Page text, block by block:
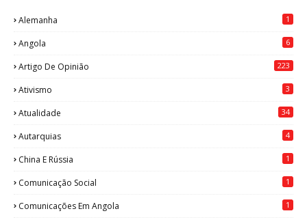
Alemanha 1
Angola 6
Artigo De Opinião 223
Ativismo 3
Atualidade 34
Autarquias 4
China E Rússia 1
Comunicação Social 1
Comunicações Em Angola 1